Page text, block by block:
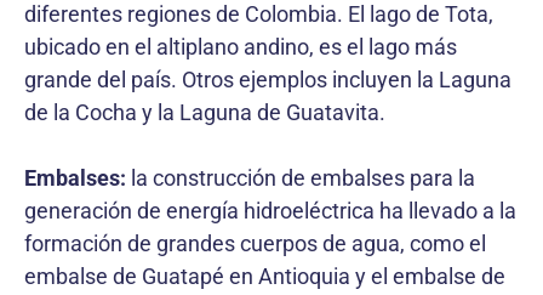
diferentes regiones de Colombia. El lago de Tota,
ubicado en el altiplano andino, es el lago más
grande del país. Otros ejemplos incluyen la Laguna
de la Cocha y la Laguna de Guatavita.
Embalses: la construcción de embalses para la
generación de energía hidroeléctrica ha llevado a la
formación de grandes cuerpos de agua, como el
embalse de Guatapé en Antioquia y el embalse de